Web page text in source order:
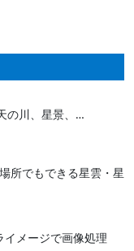
の川、星景、…
所でもできる星雲・星
イメージで画像処理